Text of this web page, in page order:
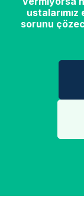
sorunu